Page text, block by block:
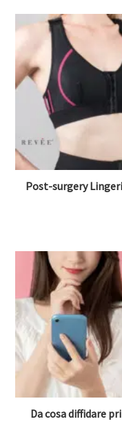
Post-surgery
Da cosa diffidare